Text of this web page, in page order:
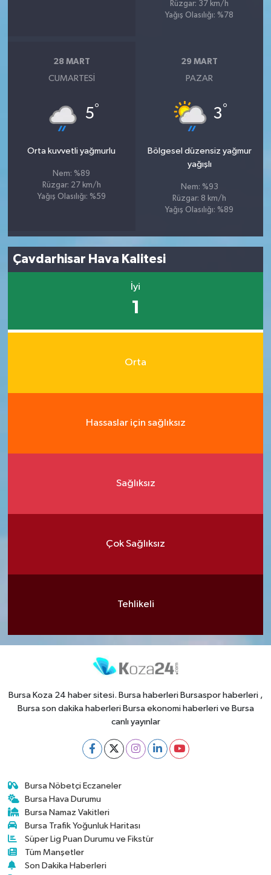
Rüzgar: 37 km/h
Yağış Olasılığı: %78
28 MART
CUMARTESI
5°
Orta kuvvetli yağmurlu
Nem: %89
Rüzgar: 27 km/h
Yağış Olasılığı: %59
29 MART
PAZAR
3°
Bölgesel düzensiz yağmur
yağışlı
Nem: %93
Rüzgar: 8 km/h
Yağış Olasılığı: %89
Çavdarhisar Hava Kalitesi
İyi
1
Orta
Hassaslar için sağlıksız
Sağlıksız
Çok Sağlıksız
Tehlikeli
Bursa Koza 24 haber sitesi. Bursa haberleri Bursaspor haberleri ,
Bursa son dakika haberleri Bursa ekonomi haberleri ve Bursa
canlı yayınlar
Bursa Nöbetçi Eczaneler
Bursa Hava Durumu
Bursa Namaz Vakitleri
Bursa Trafik Yoğunluk Haritası
Süper Lig Puan Durumu ve Fikstür
Tüm Manşetler
Son Dakika Haberleri